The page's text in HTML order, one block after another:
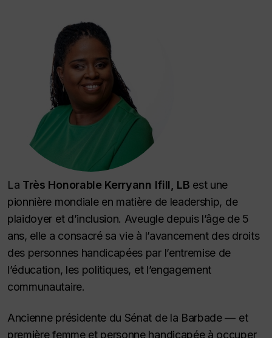
La Très Honorable Kerryann Ifill, LB est une
pionnière mondiale en matière de leadership, de
plaidoyer et d’inclusion. Aveugle depuis l’âge de 5
ans, elle a consacré sa vie à l’avancement des droits
des personnes handicapées par l’entremise de
l’éducation, les politiques, et l’engagement
communautaire.
Ancienne présidente du Sénat de la Barbade — et
première femme et personne handicapée à occuper